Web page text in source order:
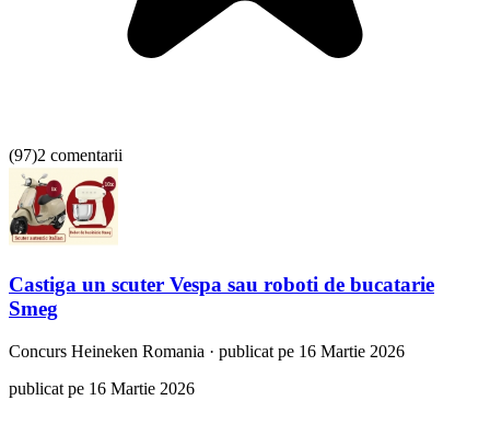
(97)2 comentarii
Castiga un scuter Vespa sau roboti de bucatarie
Smeg
Concurs Heineken Romania · publicat pe 16 Martie 2026
publicat pe 16 Martie 2026